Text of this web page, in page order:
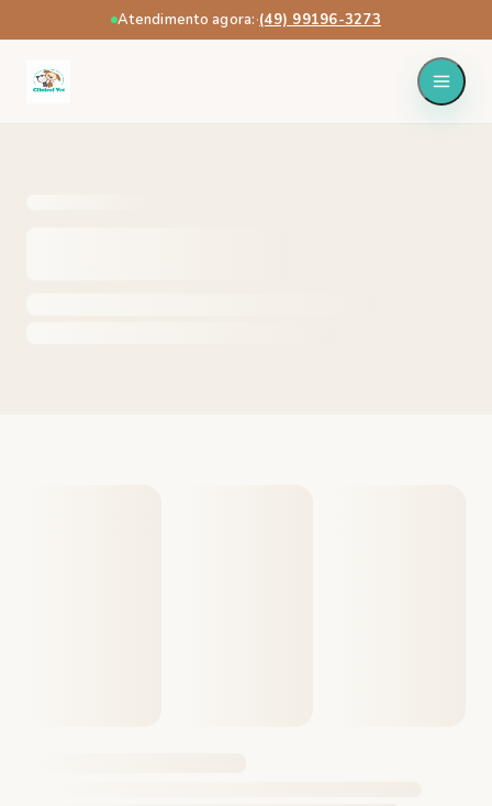
Atendimento agora:·(49) 99196-3273